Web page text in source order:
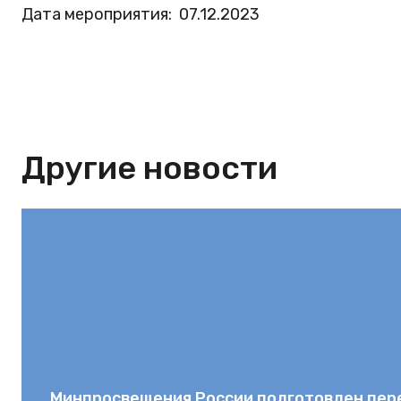
Дата мероприятия: 07.12.2023
Другие новости